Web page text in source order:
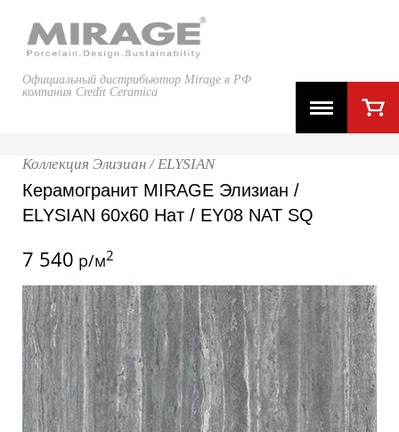
Официальный дистрибьютор Mirage в РФ
компания Credit Ceramica
Коллекция Элизиан / ELYSIAN
Керамогранит MIRAGE Элизиан /
ELYSIAN 60x60 Нат / EY08 NAT SQ
7 540 р/м2